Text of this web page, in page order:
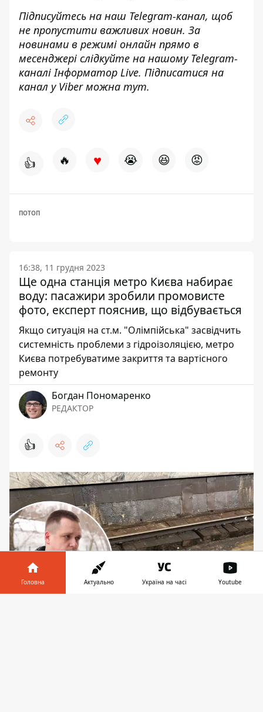
Підписуйтесь на наш Telegram-канал, щоб
не пропустити важливих новин. За
новинами в режимі онлайн прямо в
месенджері слідкуйте на нашому Telegram-
каналіІнформатор Live. Підписатися на
канал у Viber можна тут.
👍 🔥 ♥ 😭 😆 😡
ПОТОП
16:38, 11 грудня 2023
Ще одна станція метро Києва набирає
воду: пасажири зробили промовисте
фото, експерт пояснив, що відбувається
Якщо ситуація на ст.м. "Олімпійська" засвідчить
системність проблеми з гідроізоляцією, метро
Києва потребуватиме закриття та вартісного
ремонту
Богдан Пономаренко
РЕДАКТОР
👍
Головна Актуально Україна на часі Youtube